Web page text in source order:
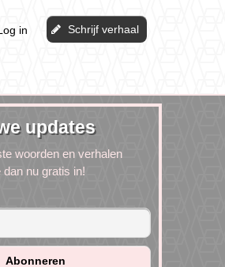
in Schrijf verhaal
updates
woorden en verhalen
nu gratis in!